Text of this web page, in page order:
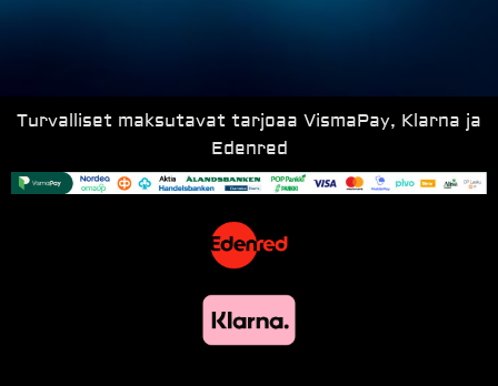
Turvalliset maksutavat tarjoaa VismaPay, Klarna ja
Edenred